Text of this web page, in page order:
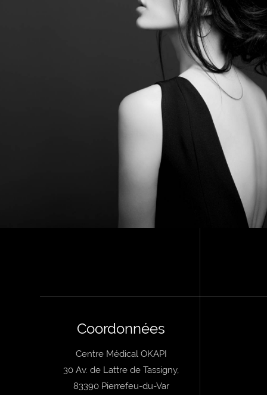
Coordonnées
Centre Médical OKAPI
30 Av. de Lattre de Tassigny,
83390 Pierrefeu-du-Var